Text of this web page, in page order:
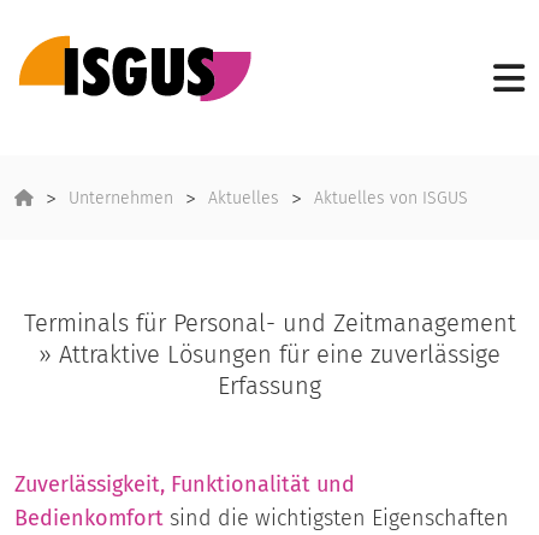
Unternehmen Aktuelles Aktuelles von ISGUS
Terminals für Personal- und Zeitmanagement
» Attraktive Lösungen für eine zuverlässige
Erfassung
Zuverlässigkeit, Funktionalität und
Bedienkomfort sind die wichtigsten Eigenschaften